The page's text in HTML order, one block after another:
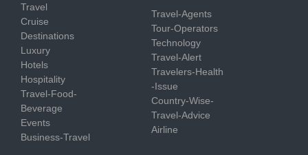
Travel
Cruise
Destinations
Luxury
Hotels
Hospitality
Travel-Food-
Beverage
Events
Business-Travel
Travel-Agents
Tour-Operators
Technology
Travel-Alert
Travelers-Health
-Issue
Country-Wise-
Travel-Advice
Airline